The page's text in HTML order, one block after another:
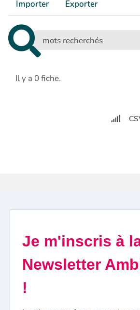
Importer
Exporter
Il y a 0 fiche.